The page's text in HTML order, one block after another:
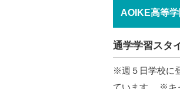
AOIKE高等
通学学習スタ
※週５日学校に
ています。 ※キ